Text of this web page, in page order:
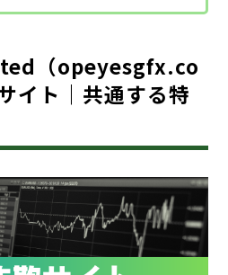
（opeyesgfx.co
イト｜共通する特